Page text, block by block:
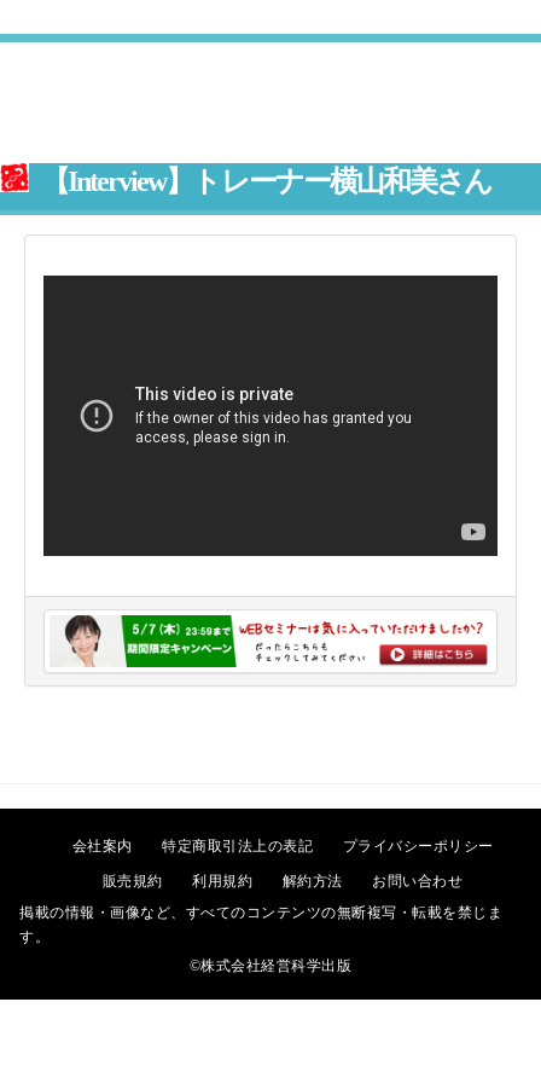
【Interview】トレーナー横山和美さん
会社案内 特定商取引法上の表記 プライバシーポリシー
販売規約 利用規約 解約方法
お問い合わせ
掲載の情報・画像など、すべてのコンテンツの無断複写・転載を禁じま
す。
©株式会社経営科学出版